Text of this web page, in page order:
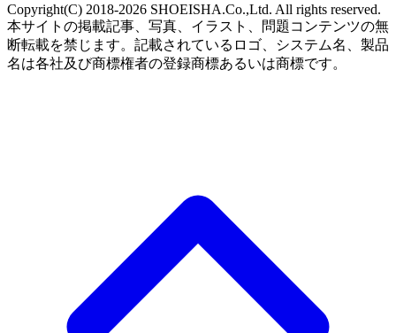
Copyright(C) 2018-2026 SHOEISHA.Co.,Ltd. All rights reserved.
本サイトの掲載記事、写真、イラスト、問題コンテンツの無
断転載を禁じます。記載されているロゴ、システム名、製品
名は各社及び商標権者の登録商標あるいは商標です。